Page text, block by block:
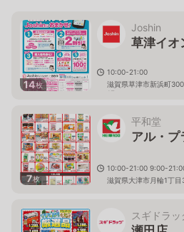
14枚
Joshin
草津イオ
10:00-21:00
滋賀県草津市新浜町
1F
7枚
平和堂
アル・プ
10:00-21:00 9:00-
滋賀県大津市月輪1丁目
スギドラッ